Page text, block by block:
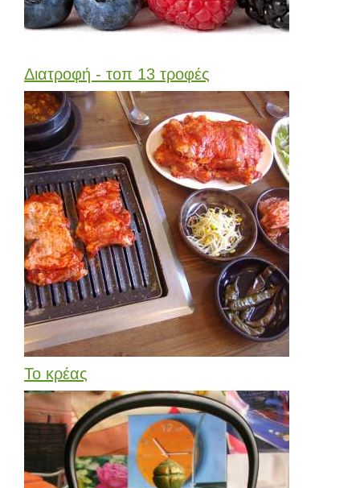
Διατροφή - τοπ 13 τροφές
Το κρέας